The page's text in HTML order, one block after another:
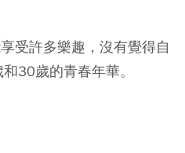
受許多樂趣，沒有覺得自
30歲的青春年華。